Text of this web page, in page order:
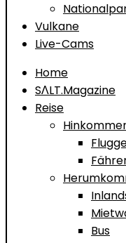
Vulkane
Live-Cams
Home
SΛLT.Magazine
Reise
Bus